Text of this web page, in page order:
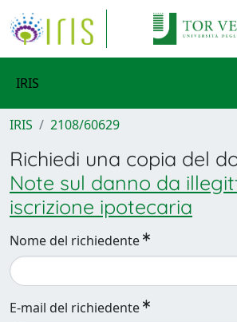
IRIS
IRIS 2108/60629
Richiedi una copia del
Note sul danno da
iscrizione ipotecaria
Nome del richiedente
E-mail del richiedente